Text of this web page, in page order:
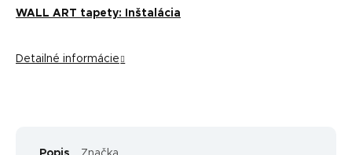
WALL ART tapety: Inštalácia
Detailné informácie